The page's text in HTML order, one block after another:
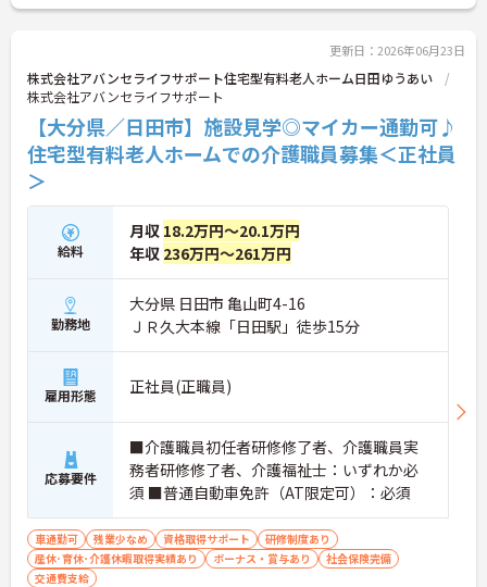
備えた安全な環境を提供しています。また、福祉業
組んでおり、請求業務や行政対応などの事務作業を
本社専門部署が一括で担うことで現場の負担を大き
く軽減しています。年間休日114日、月平均残業10
時間程度という実績に加え、明確な評価制度に基づ
くキャリアパスを用意することで、従業員満足度の
向上を実現しています。今後もグループホームの積
極的な展開を継続しながら、サービスの質とスタッ
長性を兼ね備えた魅力的な法人です。
★おすすめPOINT★
・年に1回の評価に基づく昇給制度や、エリアマネ
ージャー、シニアマネージャーへと続く明確な役職
ステップが用意されています。全国に施設を展開す
る成長企業だからこそ、実績に応じた新たなポジシ
政対応を本社の専門部署が全面的にバックアップし
ます。これにより、ご入居者様へのサービス向上や
スタッフが働きやすい環境づくりにしっかりと時間
を投資することができます。
・年間休日114日の実績に加え、全社平均の月間残
業時間は10時間程度と少なめです。ご自身の生活も
大切にしながら、メリハリをつけて長期的にキャリ
アを深めていくことが可能です。
・定年が70歳まで、再雇用制度で75歳まで設定され
ており、シニア世代になっても長く安定して働ける
基盤があります。また、車・バイク通勤の方に向け
更新日：2026年06月23日
株式会社アバンセライフサポート住宅型有料老人ホーム日田ゆうあい
株式会社アバンセライフサポート
【大分県／日田市】施設見学◎マイカー通勤可♪
住宅型有料老人ホームでの介護職員募集＜正社員
＞
給料
月収 18.2万円～20.1万円
年収 236万円～261万円
勤務地
大分県 日田市 亀山町4-16
ＪＲ久大本線「日田駅」徒歩15分
雇用形態 正社員(正職員)
応募要件
■介護職員初任者研修修了者、介護職員実
務者研修修了者、介護福祉士：いずれか必
須 ■普通自動車免許（AT限定可）：必須
車通勤可 残業少なめ 資格取得サポート
研修制度あり
産休･育休･介護休暇取得実績あり
ボーナス・賞与あり
社会保険完備
交通費支給